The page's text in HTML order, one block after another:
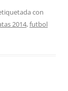
con
2014,futbol